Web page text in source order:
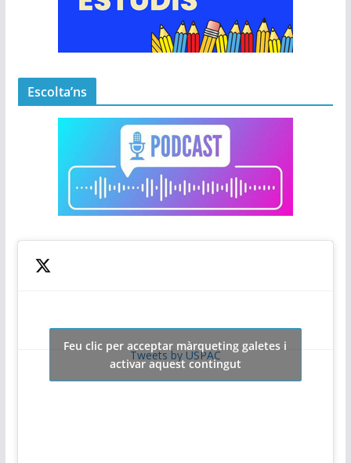
Escolta’ns
Tweets by USPAC
Feu clic per acceptar màrqueting galetes i
activar aquest contingut